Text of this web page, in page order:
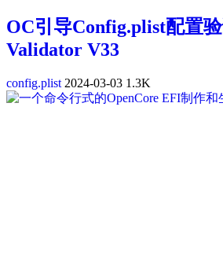
OC引导Config.plist配置
Validator V33
config.plist 2024-03-03 1.3K